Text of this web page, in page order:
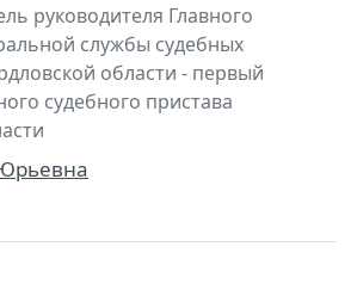
руководителя Главного
службы судебных
области - первый
судебного пристава